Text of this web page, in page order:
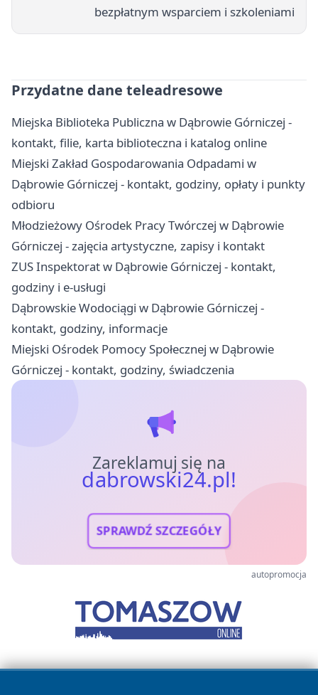
bezpłatnym wsparciem i szkoleniami
Przydatne dane teleadresowe
Miejska Biblioteka Publiczna w Dąbrowie Górniczej -
kontakt, filie, karta biblioteczna i katalog online
Miejski Zakład Gospodarowania Odpadami w
Dąbrowie Górniczej - kontakt, godziny, opłaty i punkty
odbioru
Młodzieżowy Ośrodek Pracy Twórczej w Dąbrowie
Górniczej - zajęcia artystyczne, zapisy i kontakt
ZUS Inspektorat w Dąbrowie Górniczej - kontakt,
godziny i e-usługi
Dąbrowskie Wodociągi w Dąbrowie Górniczej -
kontakt, godziny, informacje
Miejski Ośrodek Pomocy Społecznej w Dąbrowie
Górniczej - kontakt, godziny, świadczenia
Zareklamuj się na
dabrowski24.pl!
SPRAWDŹ SZCZEGÓŁY
autopromocja